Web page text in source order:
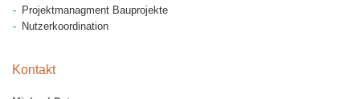
Projektmanagment Bauprojekte
Nutzerkoordination
Kontakt